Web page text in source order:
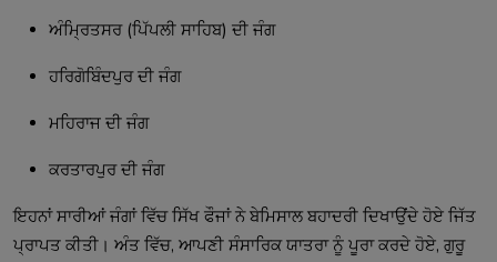
ਅੰਮ੍ਰਿਤਸਰ (ਪਿੱਪਲੀ ਸਾਹਿਬ) ਦੀ ਜੰਗ
ਹਰਿਗੋਬਿੰਦਪੁਰ ਦੀ ਜੰਗ
ਮਹਿਰਾਜ ਦੀ ਜੰਗ
ਕਰਤਾਰਪੁਰ ਦੀ ਜੰਗ
ਇਹਨਾਂ ਸਾਰੀਆਂ ਜੰਗਾਂ ਵਿੱਚ ਸਿੱਖ ਫੌਜਾਂ ਨੇ ਬੇਮਿਸਾਲ ਬਹਾਦਰੀ ਦਿਖਾਉਂਦੇ ਹੋਏ ਜਿੱਤ
ਪ੍ਰਾਪਤ ਕੀਤੀ। ਅੰਤ ਵਿੱਚ, ਆਪਣੀ ਸੰਸਾਰਿਕ ਯਾਤਰਾ ਨੂੰ ਪੂਰਾ ਕਰਦੇ ਹੋਏ, ਗੁਰੂ